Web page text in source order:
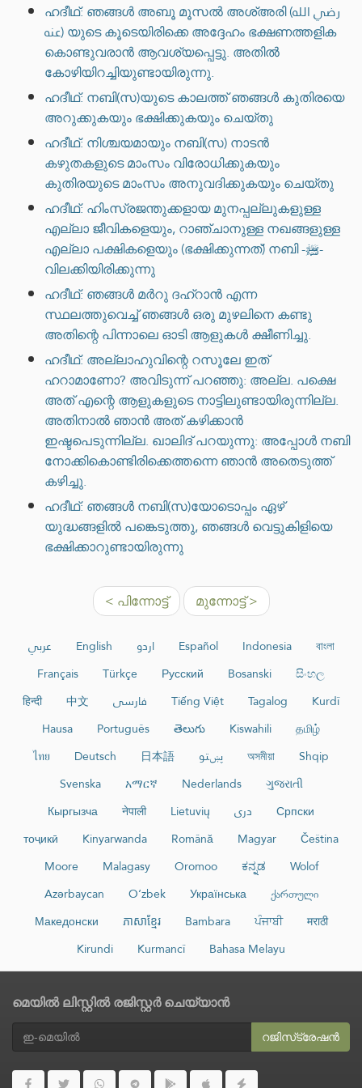
ഹദീഥ്: ഞങ്ങൾ അബൂ മൂസൽ അശ്അരി (رضي الله
عنه) യുടെ കൂടെയിരിക്കെ അദ്ദേഹം ഭക്ഷണത്തളിക
കൊണ്ടുവരാൻ ആവശ്യപ്പെട്ടു. അതിൽ
കോഴിയിറച്ചിയുണ്ടായിരുന്നു.
ഹദീഥ്: നബി(സ)യുടെ കാലത്ത് ഞങ്ങൾ കുതിരയെ
അറുക്കുകയും ഭക്ഷിക്കുകയും ചെയ്തു
ഹദീഥ്: നിശ്ചയമായും നബി(സ) നാടൻ
കഴുതകളുടെ മാംസം വിരോധിക്കുകയും
കുതിരയുടെ മാംസം അനുവദിക്കുകയും ചെയ്തു
ഹദീഥ്: ഹിംസ്രജന്തുക്കളായ മുനപ്പല്ലുകളുള്ള
എല്ലാ ജീവികളെയും, റാഞ്ചാനുള്ള നഖങ്ങളുള്ള
എല്ലാ പക്ഷികളെയും (ഭക്ഷിക്കുന്നത്) നബി -ﷺ-
വിലക്കിയിരിക്കുന്നു
ഹദീഥ്: ഞങ്ങൾ മർറു ദഹ്റാൻ എന്ന
സ്ഥലത്തുവെച്ച് ഞങ്ങൾ ഒരു മുഴലിനെ കണ്ടു
അതിന്റെ പിന്നാലെ ഓടി ആളുകൾ ക്ഷീണിച്ചു.
ഹദീഥ്: അല്ലാഹുവിന്റെ റസൂലേ ഇത്
ഹറാമാണോ? അവിടുന്ന് പറഞ്ഞു: അല്ല. പക്ഷെ
അത് എന്റെ ആളുകളുടെ നാട്ടിലുണ്ടായിരുന്നില്ല.
അതിനാൽ ഞാൻ അത് കഴിക്കാൻ
ഇഷ്ടപെടുന്നില്ല. ഖാലിദ് പറയുന്നു: അപ്പോൾ നബി
നോക്കികൊണ്ടിരിക്കെത്തന്നെ ഞാൻ അതെടുത്ത്
കഴിച്ചു.
ഹദീഥ്: ഞങ്ങൾ നബി(സ)യോടൊപ്പം ഏഴ്
യുദ്ധങ്ങളിൽ പങ്കെടുത്തു, ഞങ്ങൾ വെട്ടുകിളിയെ
ഭക്ഷിക്കാറുണ്ടായിരുന്നു
< പിന്നോട്ട് മുന്നോട്ട് >
عربي English اردو Español Indonesia
বাংলা
Français
Türkçe Русский Bosanski
සිංහල
हिन्दी
中文 فارسی Tiếng Việt Tagalog
Kurdî
Hausa
Português తెలుగు Kiswahili
தமிழ்
ไทย
Deutsch 日本語 پښتو অসমীয়া
Shqip
Svenska
አማርኛ Nederlands
ગુજરાતી
Кыргызча
नेपाली Lietuvių دری
Српски
тоҷикӣ
Kinyarwanda Română Magyar
Čeština
Moore
Malagasy Oromoo ಕನ್ನಡ
Wolof
Azərbaycan
O‘zbek Українська
ქართული
Македонски
ភាសាខ្មែរ Bambara ਪੰਜਾਬੀ
मराठी
Kirundi
Kurmancî Bahasa Melayu
മെയിൽ ലിസ്റ്റിൽ രജിസ്റ്റർ ചെയ്യാൻ
റജിസ്‌ട്രേഷൻ